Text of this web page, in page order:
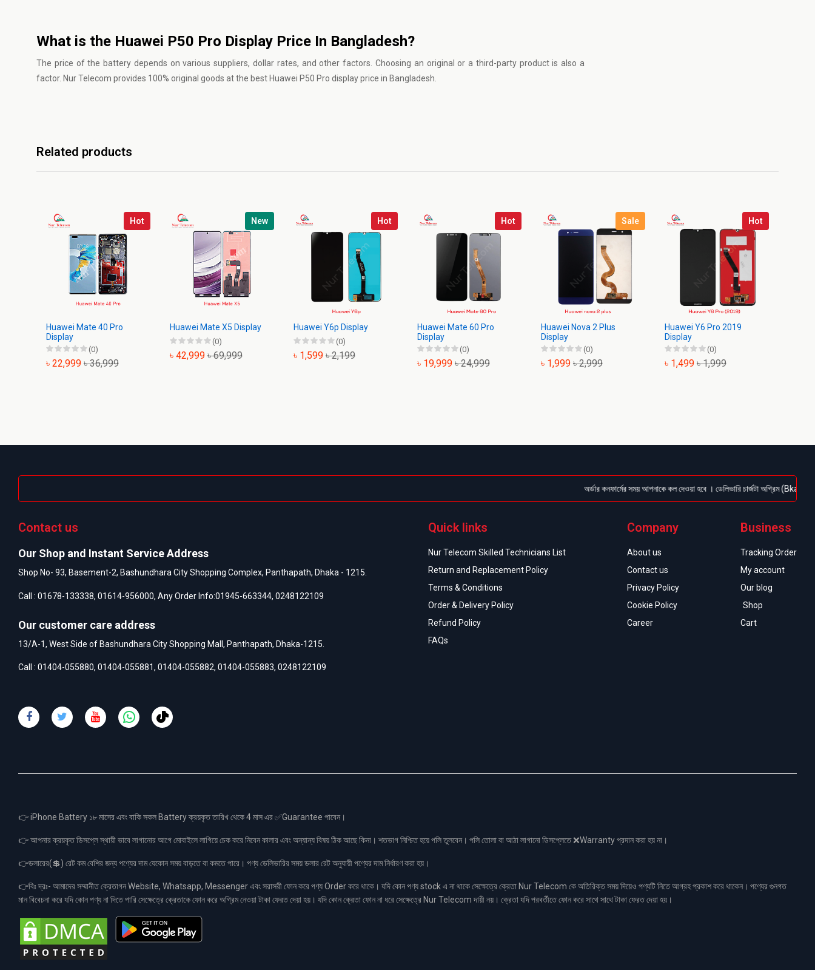
What is the Huawei P50 Pro Display Price In Bangladesh?
The price of the battery depends on various suppliers, dollar rates, and other factors. Choosing an original or a third-party product is also a
factor. Nur Telecom provides 100% original goods at the best Huawei P50 Pro display price in Bangladesh.
Related products
Hot
Huawei Mate 40 Pro
Display
(0)
৳ 22,999 ৳ 36,999
New
Huawei Mate X5 Display
(0)
৳ 42,999 ৳ 69,999
Hot
Huawei Y6p Display
(0)
৳ 1,599 ৳ 2,199
Hot
Huawei Mate 60 Pro
Display
(0)
৳ 19,999 ৳ 24,999
Sale
Huawei Nova 2 Plus
Display
(0)
৳ 1,999 ৳ 2,999
Hot
Huawei Y6 Pro 2019
Display
(0)
৳ 1,499 ৳ 1,999
অর্ডার কনফার্মের সময় আপনাকে কল দেওয়া হবে । ডেলিভারি চার্জটা অগ্রিম (Bkash/
Contact us
Our Shop and Instant Service Address
Shop No- 93, Basement-2, Bashundhara City Shopping Complex, Panthapath, Dhaka - 1215.
Call : 01678-133338, 01614-956000, Any Order Info:01945-663344, 0248122109
Our customer care address
13/A-1, West Side of Bashundhara City Shopping Mall, Panthapath, Dhaka-1215.
Call : 01404-055880, 01404-055881, 01404-055882, 01404-055883, 0248122109
Quick links
Nur Telecom Skilled Technicians List
Return and Replacement Policy
Terms & Conditions
Order & Delivery Policy
Refund Policy
FAQs
Company
About us
Contact us
Privacy Policy
Cookie Policy
Career
Business
Tracking Order
My account
Our blog
Shop
Cart
👉 iPhone Battery ১৮ মাসের এবং বাকি সকল Battery ক্রয়কৃত তারিখ থেকে 4 মাস এর ✅Guarantee পাবেন।
👉 আপনার ক্রয়কৃত ডিসপ্লে স্থায়ী ভাবে লাগানোর আগে মোবাইলে লাগিয়ে চেক করে নিবেন কালার এবং অন্যান্য বিষয় ঠিক আছে কিনা। শতভাগ নিশ্চিত হয়ে পলি তুলবেন। পলি তোলা বা আঠা লাগানো ডিসপ্লেতে ❌Warranty প্রদান করা হয় না।
👉ডলারের(💲) রেট কম বেশির জন্য পণ্যের দাম যেকোন সময় বাড়তে বা কমতে পারে। পণ্য ডেলিভারির সময় ডলার রেট অনুযায়ী পণ্যের দাম নির্ধারণ করা হয়।
👉বিঃ দ্রঃ- আমাদের সম্মানীত ক্রেতাগন Website, Whatsapp, Messenger এবং সরাসরী ফোন করে পণ্য Order করে থাকে। যদি কোন পণ্য stock এ না থাকে সেক্ষেত্রে ক্রেতা Nur Telecom কে অতিরিক্ত সময় দিয়েও পণ্যটি নিতে আগ্রহ প্রকাশ করে থাকেন। পণ্যের গুনগত
মান বিবেচনা করে যদি কোন পণ্য না দিতে পারি সেক্ষেত্রে ক্রেতাকে ফোন করে অগ্রিম নেওয়া টাকা ফেরত দেয়া হয়। যদি কোন ক্রেতা ফোন না ধরে সেক্ষেত্রে Nur Telecom দায়ী নয়। ক্রেতা যদি পরবর্তীতে ফোন করে সাথে সাথে টাকা ফেরত দেয়া হয়।